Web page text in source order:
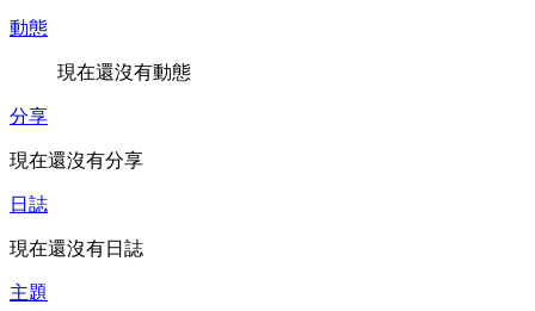
動態
現在還沒有動態
分享
現在還沒有分享
日誌
現在還沒有日誌
主題